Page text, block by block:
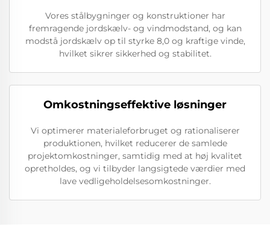
Vores stålbygninger og konstruktioner har
fremragende jordskælv- og vindmodstand, og kan
modstå jordskælv op til styrke 8,0 og kraftige vinde,
hvilket sikrer sikkerhed og stabilitet.
Omkostningseffektive løsninger
Vi optimerer materialeforbruget og rationaliserer
produktionen, hvilket reducerer de samlede
projektomkostninger, samtidig med at høj kvalitet
opretholdes, og vi tilbyder langsigtede værdier med
lave vedligeholdelsesomkostninger.